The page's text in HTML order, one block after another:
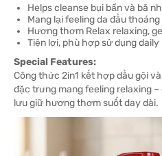
Helps cleanse bụi bẩn và bã
Mang lại feeling da đầu
Hương thơm Relax relaxing,
Tiện lợi, phù hợp sử dụng daily
Special Features:
Công thức 2in1 kết hợp dầu gội
đặc trưng mang feeling relaxing
lưu giữ hương thơm suốt day dài.